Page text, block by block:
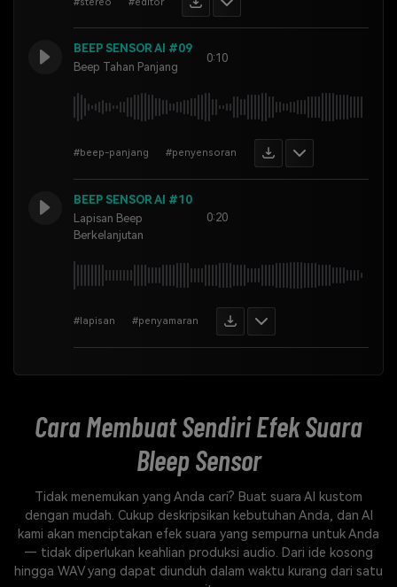
BEEP SENSOR AI #09
Beep Tahan Panjang
0:10
#beep-panjang #penyensoran
BEEP SENSOR AI #10
Lapisan Beep
Berkelanjutan
0:20
#lapisan #penyamaran
Cara Membuat SendiriEfek Suara
Bleep Sensor
Tidak menemukan yang Anda cari? Buat suara AI kustom
dengan mudah. Cukup deskripsikan kebutuhan Anda, dan AI
kami akan menciptakan efek suara yang sempurna untuk Anda
— tidak diperlukan keahlian produksi audio. Dari ide kosong
hingga WAV yang dapat diunduh dalam waktu kurang dari satu